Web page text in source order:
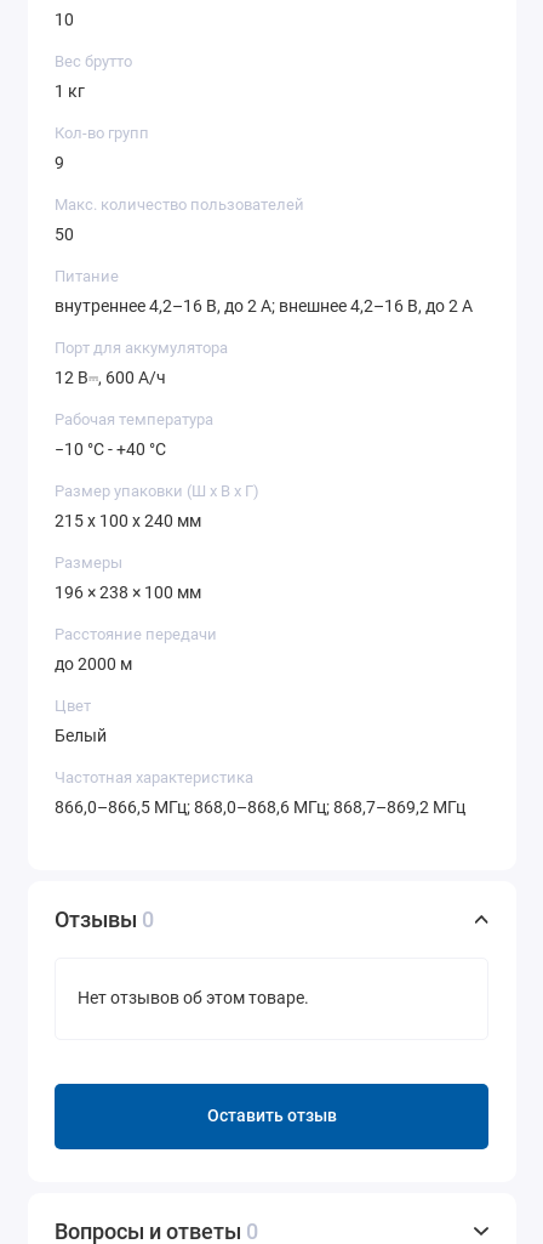
10
Вес брутто
1 кг
Кол-во групп
9
Макс. количество пользователей
50
Питание
внутреннее 4,2–16 В, до 2 А; внешнее 4,2–16 В, до 2 А
Порт для аккумулятора
12 В⎓, 600 А/ч
Рабочая температура
−10 °C - +40 °C
Размер упаковки (Ш х В х Г)
215 x 100 x 240 мм
Размеры
196 × 238 × 100 мм
Расстояние передачи
до 2000 м
Цвет
Белый
Частотная характеристика
866,0–866,5 МГц; 868,0–868,6 МГц; 868,7–869,2 МГц
Отзывы 0
Нет отзывов об этом товаре.
Оставить отзыв
Вопросы и ответы 0